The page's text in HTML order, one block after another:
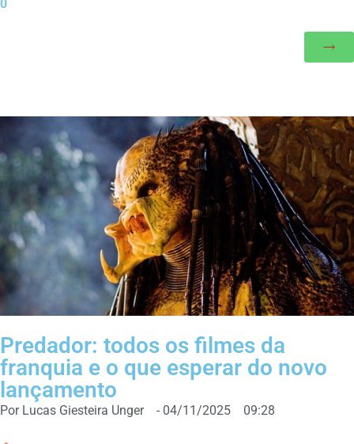
0
Predador: todos os filmes da
franquia e o que esperar do novo
lançamento
Por Lucas Giesteira Unger - 04/11/2025 09:28